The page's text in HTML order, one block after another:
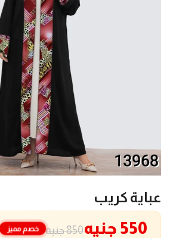
عباية كريب
850 جنيه 550 جنيه خصم مميز